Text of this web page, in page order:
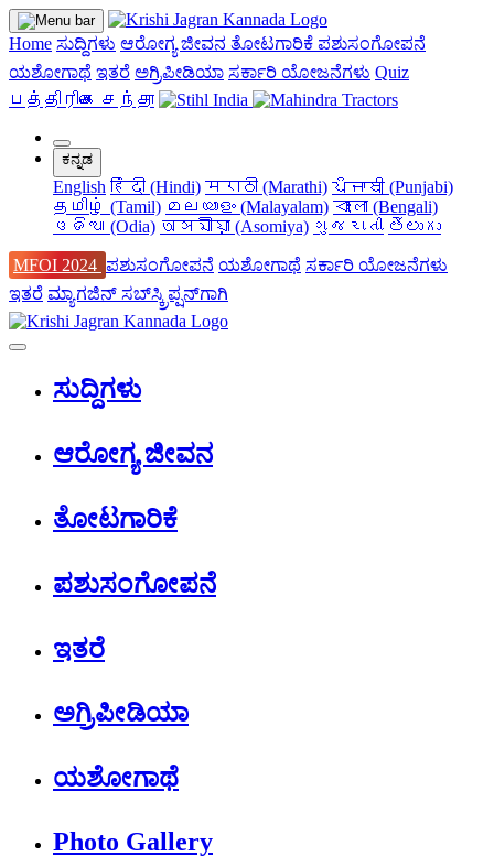
Home ಸುದ್ದಿಗಳು ಆರೋಗ್ಯ ಜೀವನ ತೋಟಗಾರಿಕೆ ಪಶುಸಂಗೋಪನೆ
ಯಶೋಗಾಥೆ ಇತರೆ ಅಗ್ರಿಪೀಡಿಯಾ ಸರ್ಕಾರಿ ಯೋಜನೆಗಳು Quiz
பத்திரிகை சந்தா
ಕನ್ನಡ
English हिंदी (Hindi) मराठी (Marathi) ਪੰਜਾਬੀ (Punjabi)
தமிழ் (Tamil) മലയാളം (Malayalam) বাংলা (Bengali)
ଓଡିଆ (Odia) অসমীয়া (Asomiya) ગુજરાતી తెలుగు
MFOI 2024 ಪಶುಸಂಗೋಪನೆ ಯಶೋಗಾಥೆ ಸರ್ಕಾರಿ ಯೋಜನೆಗಳು
ಇತರೆ ಮ್ಯಾಗಜಿನ್‌ ಸಬ್‌ಸ್ಕ್ರಿಪ್ಷನ್‌ಗಾಗಿ
ಸುದ್ದಿಗಳು
ಆರೋಗ್ಯ ಜೀವನ
ತೋಟಗಾರಿಕೆ
ಪಶುಸಂಗೋಪನೆ
ಇತರೆ
ಅಗ್ರಿಪೀಡಿಯಾ
ಯಶೋಗಾಥೆ
Photo Gallery